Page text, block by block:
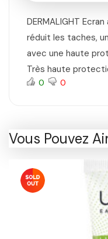
DERMALIGHT
réduit les taches,
avec une haute
Très haute
0 0
Vous Pouvez